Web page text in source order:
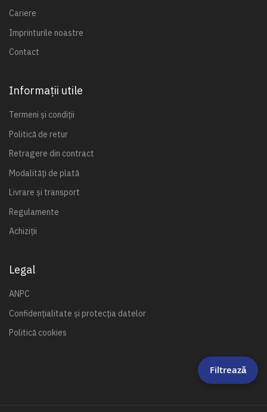
Cariere
Imprinturile noastre
Contact
Informații utile
Termeni și condiții
Politică de retur
Retragere din contract
Modalități de plată
Livrare și transport
Regulamente
Achiziții
Legal
ANPC
Confidențialitate și protecția datelor
Politică cookies
Filtrează